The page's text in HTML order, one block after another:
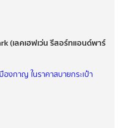
(เลคเฮฟเว่น รีสอร์ทแอนด์พาร์